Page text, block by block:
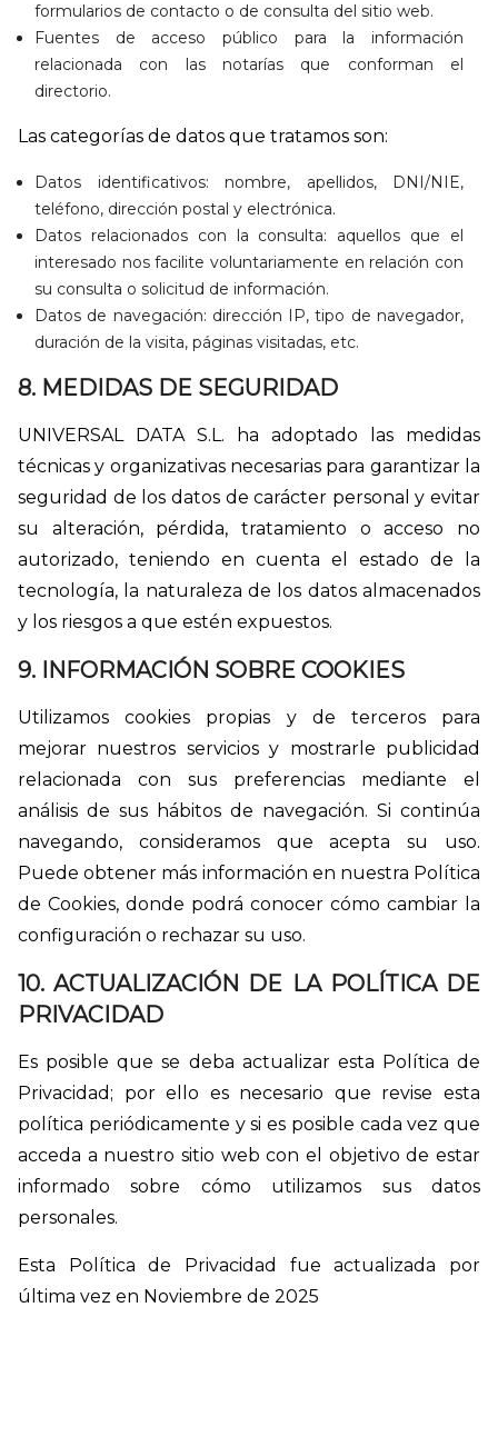
formularios de contacto o de consulta del sitio web.
Fuentes de acceso público para la información
relacionada con las notarías que conforman el
directorio.
Las categorías de datos que tratamos son:
Datos identificativos: nombre, apellidos, DNI/NIE,
teléfono, dirección postal y electrónica.
Datos relacionados con la consulta: aquellos que el
interesado nos facilite voluntariamente en relación con
su consulta o solicitud de información.
Datos de navegación: dirección IP, tipo de navegador,
duración de la visita, páginas visitadas, etc.
8. MEDIDAS DE SEGURIDAD
UNIVERSAL DATA S.L. ha adoptado las medidas
técnicas y organizativas necesarias para garantizar la
seguridad de los datos de carácter personal y evitar
su alteración, pérdida, tratamiento o acceso no
autorizado, teniendo en cuenta el estado de la
tecnología, la naturaleza de los datos almacenados
y los riesgos a que estén expuestos.
9. INFORMACIÓN SOBRE COOKIES
Utilizamos cookies propias y de terceros para
mejorar nuestros servicios y mostrarle publicidad
relacionada con sus preferencias mediante el
análisis de sus hábitos de navegación. Si continúa
navegando, consideramos que acepta su uso.
Puede obtener más información en nuestra Política
de Cookies, donde podrá conocer cómo cambiar la
configuración o rechazar su uso.
10. ACTUALIZACIÓN DE LA POLÍTICA DE
PRIVACIDAD
Es posible que se deba actualizar esta Política de
Privacidad; por ello es necesario que revise esta
política periódicamente y si es posible cada vez que
acceda a nuestro sitio web con el objetivo de estar
informado sobre cómo utilizamos sus datos
personales.
Esta Política de Privacidad fue actualizada por
última vez en Noviembre de 2025